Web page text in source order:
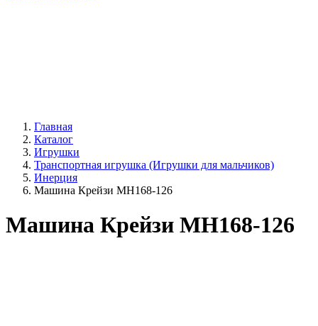
Главная
Каталог
Игрушки
Транспортная игрушка (Игрушки для мальчиков)
Инерция
Машина Крейзи MH168-126
Машина Крейзи MH168-126